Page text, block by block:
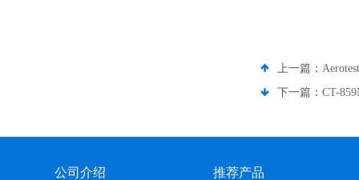
上一篇：
下一篇： CT-
公司介绍 推荐产品